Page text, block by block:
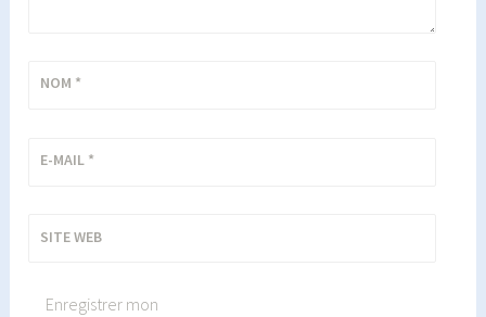
NOM *
E-MAIL *
SITE WEB
Enregistrer mon